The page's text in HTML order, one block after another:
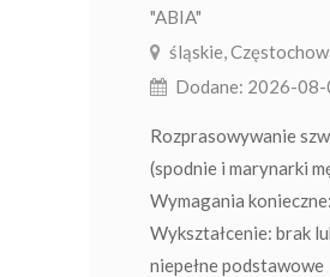
"ABIA"
śląskie,
Dodane: 2026-
Rozprasowywanie
(spodnie i marynarki
Wymagania konieczne:
Wykształcenie: brak
niepełne podstawowe